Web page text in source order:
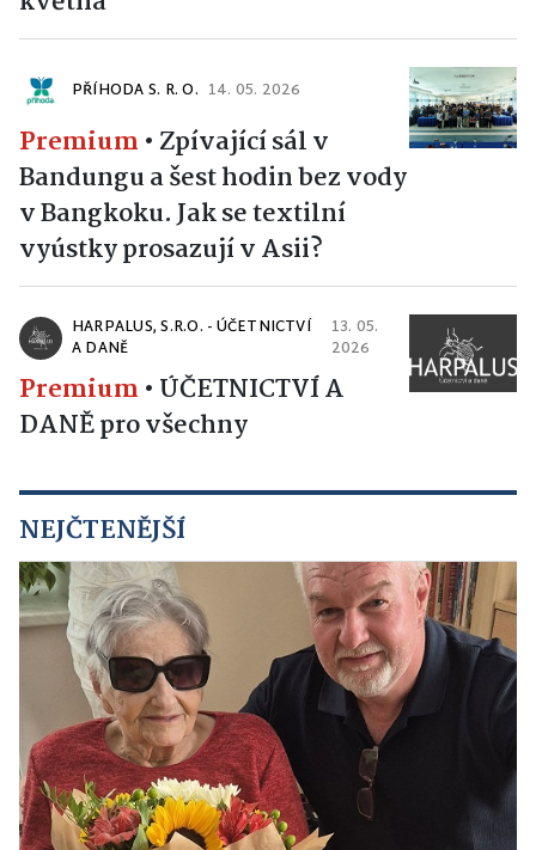
PŘÍHODA S. R. O. 14. 05. 2026
Premium • Zpívající sál v
Bandungu a šest hodin bez vody
v Bangkoku. Jak se textilní
vyústky prosazují v Asii?
HARPALUS, S.R.O. - ÚČETNICTVÍ
A DANĚ
13. 05.
2026
Premium • ÚČETNICTVÍ A
DANĚ pro všechny
NEJČTENĚJŠÍ